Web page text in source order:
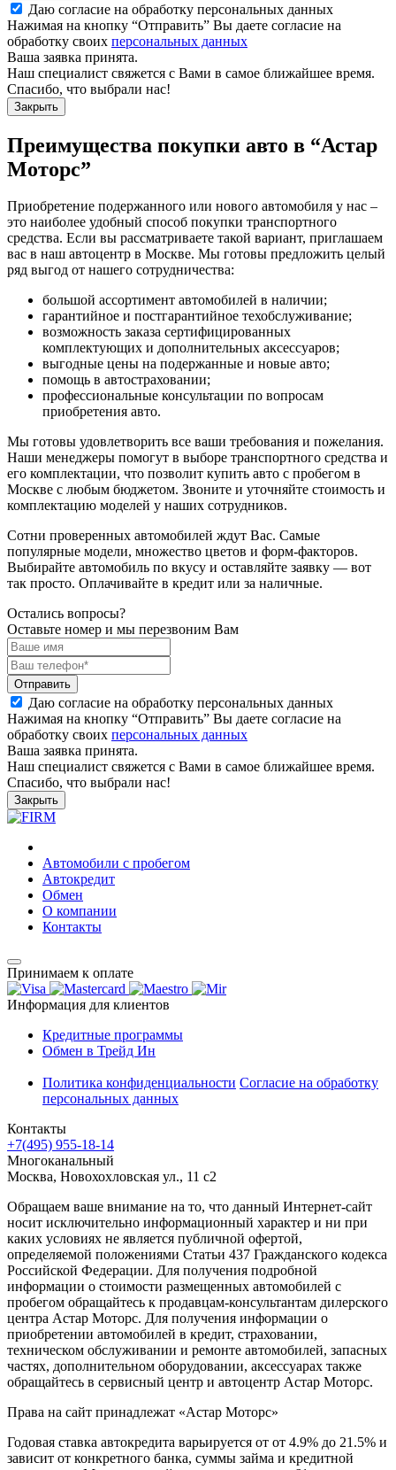
Даю согласие на обработку персональных данных
Нажимая на кнопку “Отправить” Вы даете согласие на
обработку своих персональных данных
Ваша заявка принята.
Наш специалист свяжется с Вами в самое ближайшее время.
Спасибо, что выбрали нас!
Закрыть
Преимущества покупки авто в “Астар
Моторс”
Приобретение подержанного или нового автомобиля у нас –
это наиболее удобный способ покупки транспортного
средства. Если вы рассматриваете такой вариант, приглашаем
вас в наш автоцентр в Москве. Мы готовы предложить целый
ряд выгод от нашего сотрудничества:
большой ассортимент автомобилей в наличии;
гарантийное и постгарантийное техобслуживание;
возможность заказа сертифицированных
комплектующих и дополнительных аксессуаров;
выгодные цены на подержанные и новые авто;
помощь в автостраховании;
профессиональные консультации по вопросам
приобретения авто.
Мы готовы удовлетворить все ваши требования и пожелания.
Наши менеджеры помогут в выборе транспортного средства и
его комплектации, что позволит купить авто с пробегом в
Москве с любым бюджетом. Звоните и уточняйте стоимость и
комплектацию моделей у наших сотрудников.
Сотни проверенных автомобилей ждут Вас. Самые
популярные модели, множество цветов и форм-факторов.
Выбирайте автомобиль по вкусу и оставляйте заявку — вот
так просто. Оплачивайте в кредит или за наличные.
Остались вопросы?
Оставьте номер и мы перезвоним Вам
Отправить
Даю согласие на обработку персональных данных
Нажимая на кнопку “Отправить” Вы даете согласие на
обработку своих персональных данных
Ваша заявка принята.
Наш специалист свяжется с Вами в самое ближайшее время.
Спасибо, что выбрали нас!
Закрыть
Автомобили с пробегом
Автокредит
Обмен
О компании
Контакты
Принимаем к оплате
Информация для клиентов
Кредитные программы
Обмен в Трейд Ин
Политика конфиденциальности Согласие на обработку
персональных данных
Контакты
+7(495) 955-18-14
Многоканальный
Москва, Новохохловская ул., 11 с2
Обращаем ваше внимание на то, что данный Интернет-сайт
носит исключительно информационный характер и ни при
каких условиях не является публичной офертой,
определяемой положениями Статьи 437 Гражданского кодекса
Российской Федерации. Для получения подробной
информации о стоимости размещенных автомобилей с
пробегом обращайтесь к продавцам-консультантам дилерского
центра Астар Моторс. Для получения информации о
приобретении автомобилей в кредит, страховании,
техническом обслуживании и ремонте автомобилей, запасных
частях, дополнительном оборудовании, аксессуарах также
обращайтесь в сервисный центр и автоцентр Астар Моторс.
Права на сайт принадлежат «Астар Моторс»
Годовая ставка автокредита варьируется от от 4.9% до 21.5% и
зависит от конкретного банка, суммы займа и кредитной